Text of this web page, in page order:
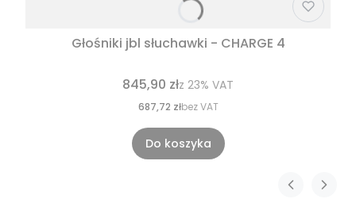
Głośniki jbl słuchawki - CHARGE 4
845,90 złz 23% VAT
687,72 złbez VAT
Do koszyka